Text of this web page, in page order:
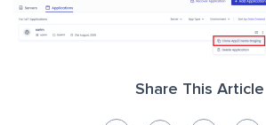
Share This Article